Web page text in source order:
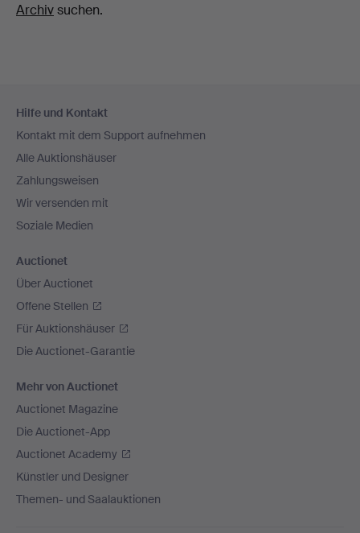
Archivsuchen.
Navigation
Hilfe und Kontakt
Kontakt mit dem Support aufnehmen
Alle Auktionshäuser
Zahlungsweisen
Wir versenden mit
Soziale Medien
Auctionet
Über Auctionet
Offene Stellen
Für Auktionshäuser
Die Auctionet-Garantie
Mehr von Auctionet
Auctionet Magazine
Die Auctionet-App
Auctionet Academy
Künstler und Designer
Themen- und Saalauktionen